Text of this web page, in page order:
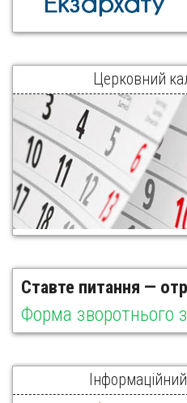
Церковний
Ставте питання —
Форма зворотнього